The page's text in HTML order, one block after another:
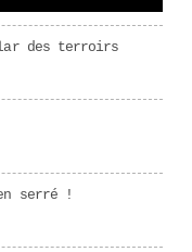
des terroirs
serré !